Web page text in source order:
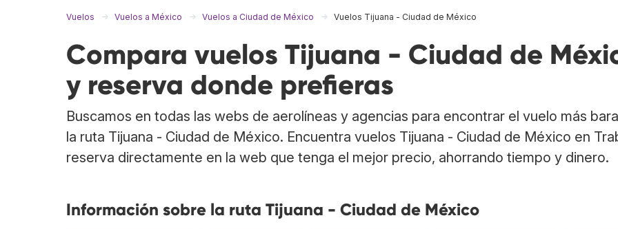
Vuelos Vuelos a México Vuelos a Ciudad de México Vuelos Tijuana - Ciudad de México
Compara vuelos Tijuana - Ciudad de
y reserva donde prefieras
Buscamos en todas las webs de aerolíneas y agencias para encontrar el vuelo más
la ruta Tijuana - Ciudad de México. Encuentra vuelos Tijuana - Ciudad de México en
reserva directamente en la web que tenga el mejor precio, ahorrando tiempo y dinero.
Información sobre la ruta Tijuana - Ciudad de México